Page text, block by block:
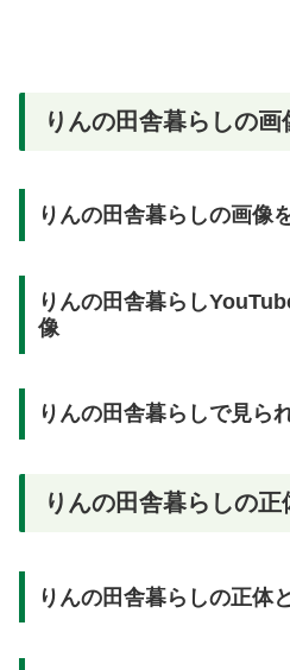
りんの田舎暮らしの画
りんの田舎暮らしの画像
りんの田舎暮らし
像
りんの田舎暮らしで見ら
りんの田舎暮らしの正
りんの田舎暮らしの正体